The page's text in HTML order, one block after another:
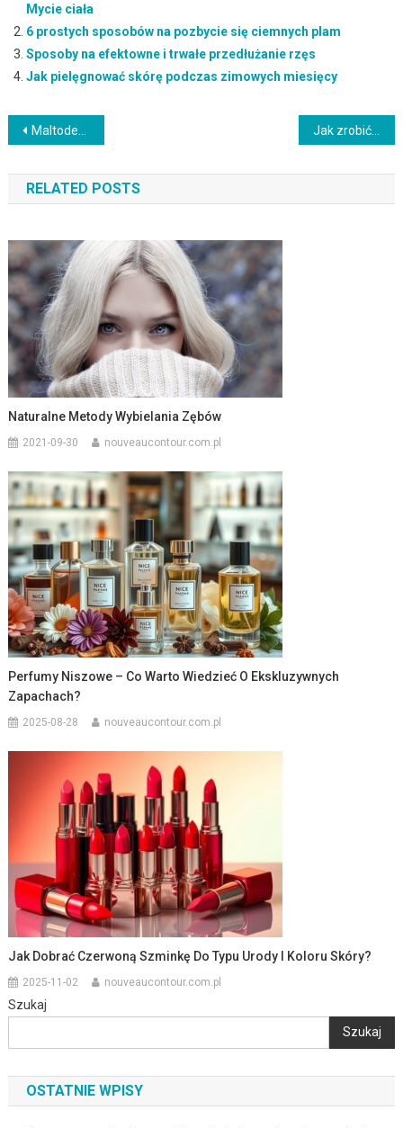
Mycie ciała
6 prostych sposobów na pozbycie się ciemnych plam
Sposoby na efektowne i trwałe przedłużanie rzęs
Jak pielęgnować skórę podczas zimowych miesięcy
Nawigacja
wpisu
Maltodekstryna a zdrowie: skutki uboczne i alergie pokarmowe Jak zrobić musujące kule kąpielowe DIY – przepis i porady
RELATED POSTS
Naturalne Metody Wybielania Zębów
2021-09-30 nouveaucontour.com.pl
Perfumy Niszowe – Co Warto Wiedzieć O Ekskluzywnych
Zapachach?
2025-08-28 nouveaucontour.com.pl
Jak Dobrać Czerwoną Szminkę Do Typu Urody I Koloru Skóry?
2025-11-02 nouveaucontour.com.pl
Szukaj
Szukaj
OSTATNIE WPISY